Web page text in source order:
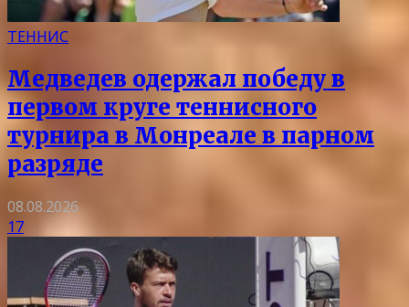
ТЕННИС
Медведев одержал победу в
первом круге теннисного
турнира в Монреале в парном
разряде
08.08.2026
17